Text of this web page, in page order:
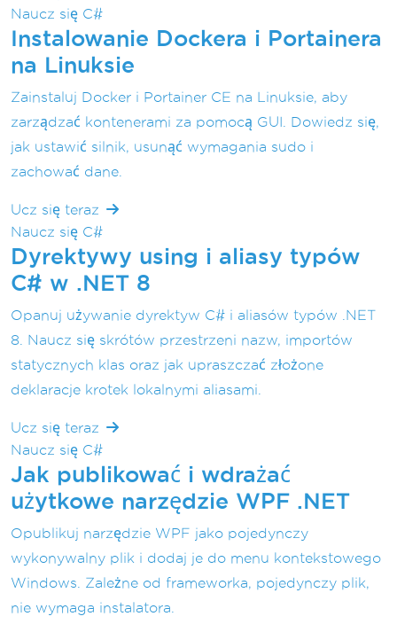
Naucz się C#
Instalowanie Dockera i Portainera
na Linuksie
Zainstaluj Docker i Portainer CE na Linuksie, aby
zarządzać kontenerami za pomocą GUI. Dowiedz się,
jak ustawić silnik, usunąć wymagania sudo i
zachować dane.
Ucz się teraz
Naucz się C#
Dyrektywy using i aliasy typów
C# w .NET 8
Opanuj używanie dyrektyw C# i aliasów typów .NET
8. Naucz się skrótów przestrzeni nazw, importów
statycznych klas oraz jak upraszczać złożone
deklaracje krotek lokalnymi aliasami.
Ucz się teraz
Naucz się C#
Jak publikować i wdrażać
użytkowe narzędzie WPF .NET
Opublikuj narzędzie WPF jako pojedynczy
wykonywalny plik i dodaj je do menu kontekstowego
Windows. Zależne od frameworka, pojedynczy plik,
nie wymaga instalatora.